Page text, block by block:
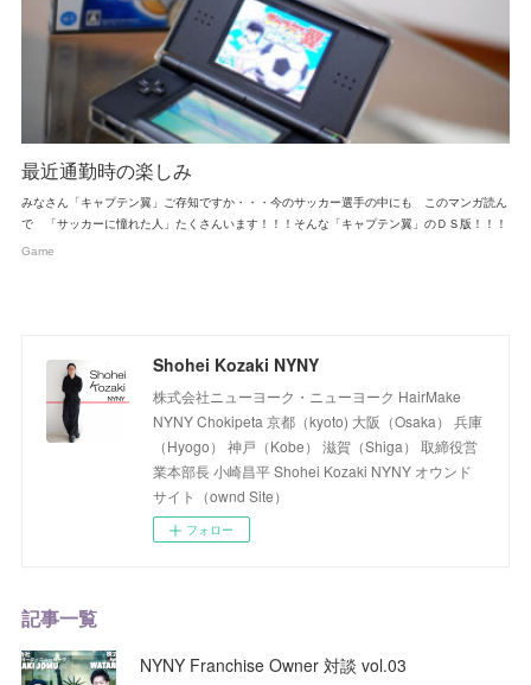
最近通勤時の楽しみ
みなさん「キャプテン翼」ご存知ですか・・・今のサッカー選手の中にも このマンガ読ん
で 「サッカーに憧れた人」たくさんいます！！！そんな「キャプテン翼」のＤＳ版！！！
Game
Shohei Kozaki NYNY
株式会社ニューヨーク・ニューヨーク HairMake
NYNY Chokipeta 京都（kyoto) 大阪（Osaka） 兵庫
（Hyogo） 神戸（Kobe） 滋賀（Shiga） 取締役営
業本部長 小崎昌平 Shohei Kozaki NYNY オウンド
サイト（ownd Site）
フォロー
記事一覧
NYNY Franchise Owner 対談 vol.03